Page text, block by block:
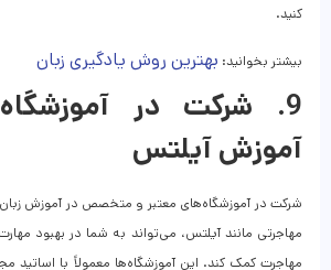
کنید.
بیشتر بخوانید: بهترین روش یادگیری زبان
9. شرکت در
آموزش آیلتس
شرکت در آموزشگاه‌های معتبر و متخصص در آموزش زبان
مهاجرتی مانند آیلتس، می‌تواند به شما در بهبود
مهاجرت کمک کند. این آموزشگاه‌ها معمولاً با اساتید